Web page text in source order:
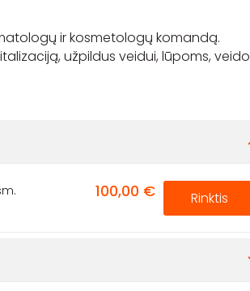
ir kosmetologų komandą.
užpildus veidui, lūpoms, veido
100,00 € Rinktis